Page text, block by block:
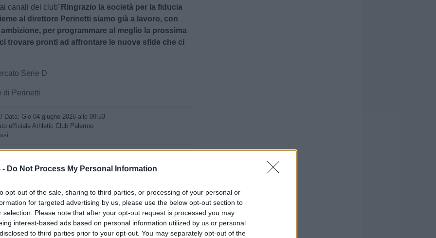
- Do Not Process My Personal Information
opt-out of the sale, sharing to third parties, or processing of your personal or
for targeted advertising by us, please use the below opt-out section to
selection. Please note that after your opt-out request is processed you may
interest-based ads based on personal information utilized by us or personal
to third parties prior to your opt-out. You may separately opt-out of the
canali del club" Ringrazio la società per la fiducia
al direttore Perinetti siamo già a lavoro, con
per programmare al meglio la prossima
trovare pronti ad affrontare le nuove sfide che ci
Serie D
di Perinetti
/ Data: Gio 04 giugno 2026 alle 09:53
ufficiale Athletic Club Palermo